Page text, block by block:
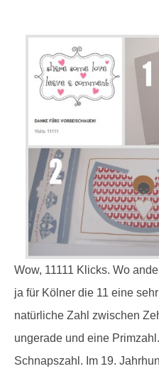
Wow, 11111 Klicks. Wo
ja für Kölner die 11 eine
natürliche Zahl zwischen
ungerade und eine
Schnapszahl. Im 19.